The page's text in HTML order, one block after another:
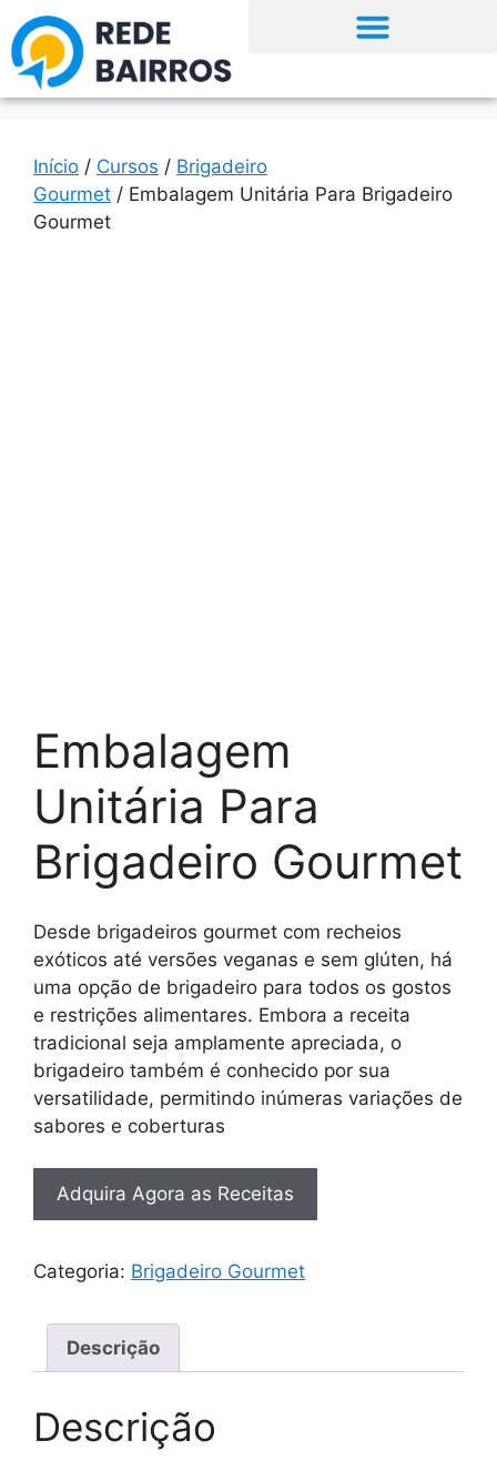
Início / Cursos / Brigadeiro
Gourmet / Embalagem Unitária Para Brigadeiro
Gourmet
Embalagem
Unitária Para
Brigadeiro Gourmet
Desde brigadeiros gourmet com recheios
exóticos até versões veganas e sem glúten, há
uma opção de brigadeiro para todos os gostos
e restrições alimentares. Embora a receita
tradicional seja amplamente apreciada, o
brigadeiro também é conhecido por sua
versatilidade, permitindo inúmeras variações de
sabores e coberturas
Adquira Agora as Receitas
Categoria: Brigadeiro Gourmet
Descrição
Descrição